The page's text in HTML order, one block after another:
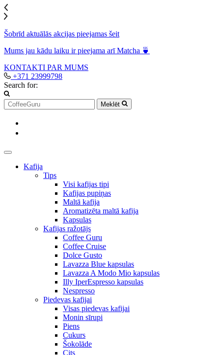
Šobrīd aktuālās akcijas pieejamas šeit
Mums jau kādu laiku ir pieejama arī Matcha 🍵
KONTAKTI PAR MUMS
+371 23999798
Search for:
Meklēt
Kafija
Tips
Visi kafijas tipi
Kafijas pupiņas
Maltā kafija
Aromatizēta maltā kafija
Kapsulas
Kafijas ražotājs
Coffee Guru
Coffee Cruise
Dolce Gusto
Lavazza Blue kapsulas
Lavazza A Modo Mio kapsulas
Illy IperEspresso kapsulas
Nespresso
Piedevas kafijai
Visas piedevas kafijai
Monin sīrupi
Piens
Cukurs
Šokolāde
Cits